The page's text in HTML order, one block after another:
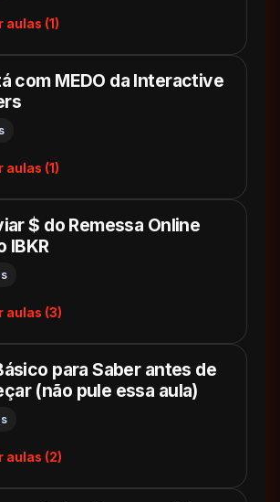
aulas (1)
com MEDO da Interactive
aulas (1)
$ do Remessa Online
IBKR
aulas (3)
para Saber antes de
(não pule essa aula)
aulas (2)